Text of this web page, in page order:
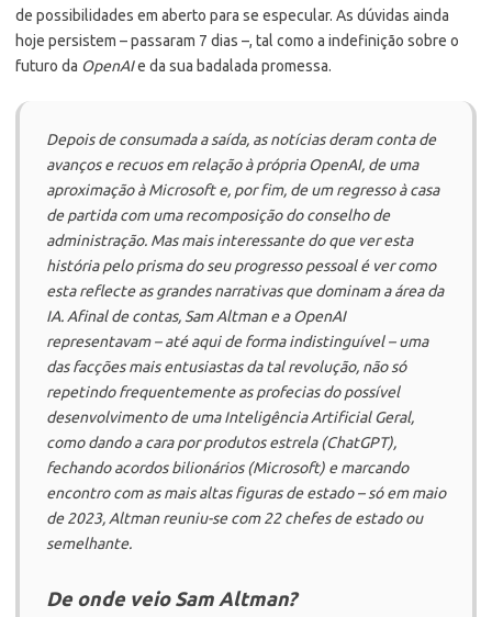
de possibilidades em aberto para se especular. As dúvidas ainda
hoje persistem – passaram 7 dias –, tal como a indefinição sobre o
futuro da OpenAIe da sua badalada promessa.
Depois de consumada a saída, as notícias deram conta de
avanços e recuos em relação à própriaOpenAI, de uma
aproximação àMicrosofte, por fim, de um regresso à casa
de partida com uma recomposição do conselho de
administração. Mas mais interessante do que ver esta
história pelo prisma do seu progresso pessoal é ver como
esta reflecte as grandes narrativas que dominam a área da
IA. Afinal de contas, Sam Altman e aOpenAI
representavam – até aqui de forma indistinguível – uma
das facções mais entusiastas da tal revolução, não só
repetindo frequentemente as profecias do possível
desenvolvimento de uma Inteligência Artificial Geral,
como dando a cara por produtos estrela (ChatGPT),
fechando acordos bilionários (Microsoft) e marcando
encontro com as mais altas figuras de estado – só em maio
de 2023, Altman reuniu-se com 22 chefes de estado ou
semelhante.
De onde veio Sam Altman?